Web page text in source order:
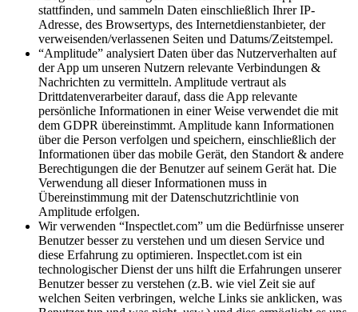
stattfinden, und sammeln Daten einschließlich Ihrer IP-
Adresse, des Browsertyps, des Internetdienstanbieter, der
verweisenden/verlassenen Seiten und Datums/Zeitstempel.
“Amplitude” analysiert Daten über das Nutzerverhalten auf
der App um unseren Nutzern relevante Verbindungen &
Nachrichten zu vermitteln. Amplitude vertraut als
Drittdatenverarbeiter darauf, dass die App relevante
persönliche Informationen in einer Weise verwendet die mit
dem GDPR übereinstimmt. Amplitude kann Informationen
über die Person verfolgen und speichern, einschließlich der
Informationen über das mobile Gerät, den Standort & andere
Berechtigungen die der Benutzer auf seinem Gerät hat. Die
Verwendung all dieser Informationen muss in
Übereinstimmung mit der Datenschutzrichtlinie von
Amplitude erfolgen.
Wir verwenden “Inspectlet.com” um die Bedürfnisse unserer
Benutzer besser zu verstehen und um diesen Service und
diese Erfahrung zu optimieren. Inspectlet.com ist ein
technologischer Dienst der uns hilft die Erfahrungen unserer
Benutzer besser zu verstehen (z.B. wie viel Zeit sie auf
welchen Seiten verbringen, welche Links sie anklicken, was